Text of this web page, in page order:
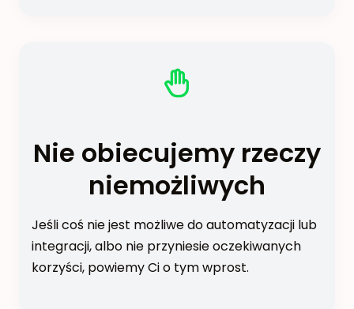
Nie obiecujemy rzeczy
niemożliwych
Jeśli coś nie jest możliwe do automatyzacji lub
integracji, albo nie przyniesie oczekiwanych
korzyści, powiemy Ci o tym wprost.